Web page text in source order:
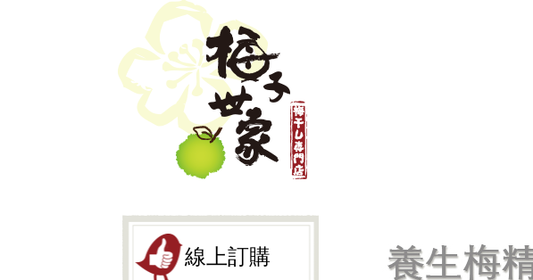
線上訂購